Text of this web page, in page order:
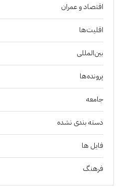
اقتصاد و عمران
اقلیت‌ها
بین‌المللی
پرونده‌ها
جامعه
دسته بندی نشده
فايل ها
فرهنگ